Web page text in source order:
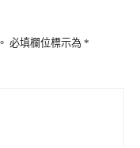
必填欄位標示為 *